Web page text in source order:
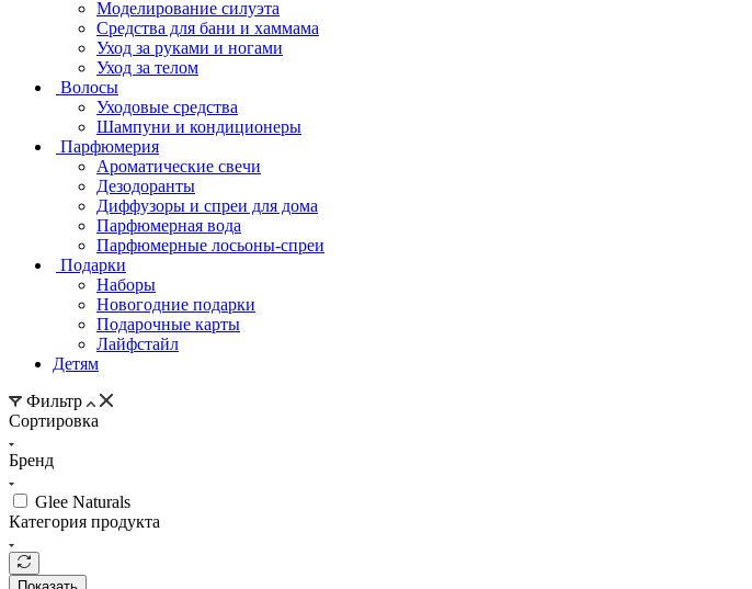
Моделирование силуэта
Средства для бани и хаммама
Уход за руками и ногами
Уход за телом
Волосы
Уходовые средства
Шампуни и кондиционеры
Парфюмерия
Ароматические свечи
Дезодоранты
Диффузоры и спреи для дома
Парфюмерная вода
Парфюмерные лосьоны-спреи
Подарки
Наборы
Новогодние подарки
Подарочные карты
Лайфстайл
Детям
Фильтр
Сортировка
Бренд
Glee Naturals
Категория продукта